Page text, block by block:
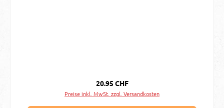
Regulärer Preis:
20.95 CHF
Preise inkl. MwSt. zzgl. Versandkosten